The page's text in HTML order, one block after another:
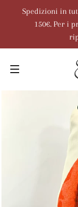
Spedizioni in
150€. Per i
NAVIGAZIONE